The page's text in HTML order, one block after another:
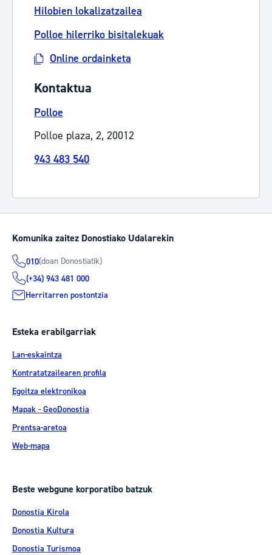
Hilobien lokalizatzailea
Polloe hilerriko bisitalekuak
Online ordainketa
Kontaktua
Polloe
Polloe plaza, 2, 20012
943 483 540
Komunika zaitez Donostiako Udalarekin
010(doan Donostiatik)
(+34) 943 481 000
Herritarren postontzia
Esteka erabilgarriak
Lan-eskaintza
Kontratatzailearen profila
Egoitza elektronikoa
Mapak - GeoDonostia
Prentsa-aretoa
Web-mapa
Beste webgune korporatibo batzuk
Donostia Kirola
Donostia Kultura
Donostia Turismoa